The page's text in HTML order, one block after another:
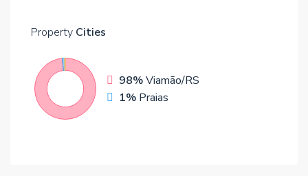
Property Cities
98%Viamão/RS
1% Praias